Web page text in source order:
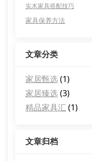
实木家具搭配技巧
家具保养方法
文章分类
家居甄选(1)
家居臻选(3)
精品家具汇 (1)
文章归档